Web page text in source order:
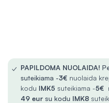
✓ PAPILDOMA NUOLAIDA!
suteikiama -3€ nuolaida
kodu IMK5 suteikiama -5€
49 eur su kodu IMK8